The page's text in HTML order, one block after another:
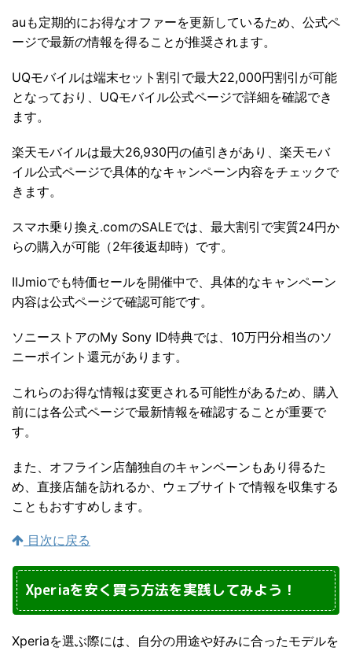
auも定期的にお得なオファーを更新しているため、公式ペ
ージで最新の情報を得ることが推奨されます。
UQモバイルは端末セット割引で最大22,000円割引が可能
となっており、UQモバイル公式ページで詳細を確認でき
ます。
楽天モバイルは最大26,930円の値引きがあり、楽天モバ
イル公式ページで具体的なキャンペーン内容をチェックで
きます。
スマホ乗り換え.comのSALEでは、最大割引で実質24円か
らの購入が可能（2年後返却時）です。
IIJmioでも特価セールを開催中で、具体的なキャンペーン
内容は公式ページで確認可能です。
ソニーストアのMy Sony ID特典では、10万円分相当のソ
ニーポイント還元があります。
これらのお得な情報は変更される可能性があるため、購入
前には各公式ページで最新情報を確認することが重要で
す。
また、オフライン店舗独自のキャンペーンもあり得るた
め、直接店舗を訪れるか、ウェブサイトで情報を収集する
こともおすすめします。
目次に戻る
Xperiaを安く買う方法を実践してみよう！
Xperiaを選ぶ際には、自分の用途や好みに合ったモデルを